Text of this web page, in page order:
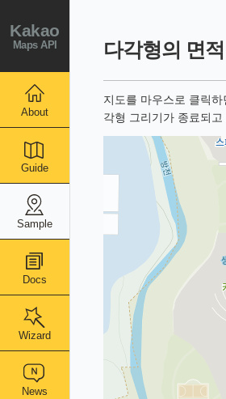
Kakao
Maps API
About
Guide
Sample
Docs
Wizard
News
다각형의 면
지도를 마우스로 클릭
각형 그리기가 종료되